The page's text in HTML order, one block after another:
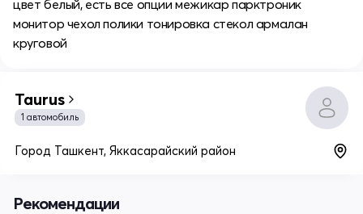
цвет белый, есть все опции межикар парктроник
монитор чехол полики тонировка стекол армалан
круговой
Taurus
1 автомобиль
Город Ташкент, Яккасарайский район
Рекомендации